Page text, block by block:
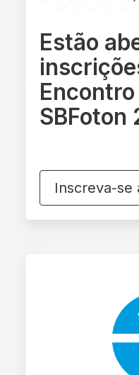
Estão
SBFoton
Inscreva-se